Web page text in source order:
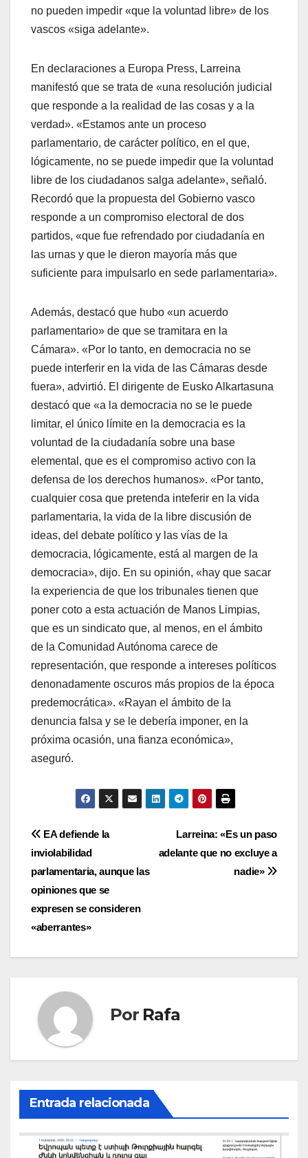
no pueden impedir «que la voluntad libre» de los
vascos «siga adelante».
En declaraciones a Europa Press, Larreina
manifestó que se trata de «una resolución judicial
que responde a la realidad de las cosas y a la
verdad». «Estamos ante un proceso
parlamentario, de carácter polí­tico, en el que,
lógicamente, no se puede impedir que la voluntad
libre de los ciudadanos salga adelante», señaló.
Recordó que la propuesta del Gobierno vasco
responde a un compromiso electoral de dos
partidos, «que fue refrendado por ciudadaní­a en
las urnas y que le dieron mayorí­a más que
suficiente para impulsarlo en sede parlamentaria».
Además, destacó que hubo «un acuerdo
parlamentario» de que se tramitara en la
Cámara». «Por lo tanto, en democracia no se
puede interferir en la vida de las Cámaras desde
fuera», advirtió. El dirigente de Eusko Alkartasuna
destacó que «a la democracia no se le puede
limitar, el único lí­mite en la democracia es la
voluntad de la ciudadaní­a sobre una base
elemental, que es el compromiso activo con la
defensa de los derechos humanos». «Por tanto,
cualquier cosa que pretenda inteferir en la vida
parlamentaria, la vida de la libre discusión de
ideas, del debate polí­tico y las ví­as de la
democracia, lógicamente, está al margen de la
democracia», dijo. En su opinión, «hay que sacar
la experiencia de que los tribunales tienen que
poner coto a esta actuación de Manos Limpias,
que es un sindicato que, al menos, en el ámbito
de la Comunidad Autónoma carece de
representación, que responde a intereses polí­ticos
denonadamente oscuros más propios de la época
predemocrática». «Rayan el ámbito de la
denuncia falsa y se le deberí­a imponer, en la
próxima ocasión, una fianza económica»,
aseguró.
Navegación
de
entradas
Larreina: «Es un paso
adelante que no excluye a
nadie»
EA defiende la
inviolabilidad
parlamentaria, aunque las
opiniones que se
expresen se consideren
«aberrantes»
Por Rafa
Entrada relacionada